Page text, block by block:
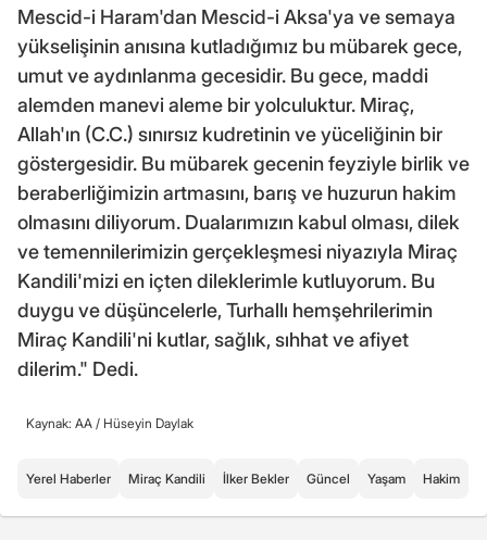
Mescid-i Haram'dan Mescid-i Aksa'ya ve semaya
yükselişinin anısına kutladığımız bu mübarek gece,
umut ve aydınlanma gecesidir. Bu gece, maddi
alemden manevi aleme bir yolculuktur. Miraç,
Allah'ın (C.C.) sınırsız kudretinin ve yüceliğinin bir
göstergesidir. Bu mübarek gecenin feyziyle birlik ve
beraberliğimizin artmasını, barış ve huzurun hakim
olmasını diliyorum. Dualarımızın kabul olması, dilek
ve temennilerimizin gerçekleşmesi niyazıyla Miraç
Kandili'mizi en içten dileklerimle kutluyorum. Bu
duygu ve düşüncelerle, Turhallı hemşehrilerimin
Miraç Kandili'ni kutlar, sağlık, sıhhat ve afiyet
dilerim." Dedi.
Kaynak: AA / Hüseyin Daylak
Yerel Haberler Miraç Kandili İlker Bekler Güncel Yaşam Hakim